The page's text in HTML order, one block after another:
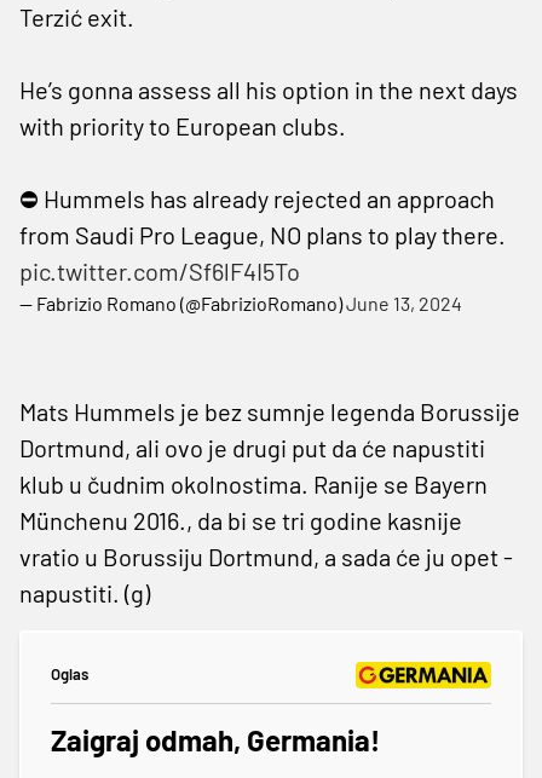
Terzić exit.
He’s gonna assess all his option in the next days
with priority to European clubs.
⛔️ Hummels has already rejected an approach
from Saudi Pro League, NO plans to play there.
pic.twitter.com/Sf6lF4I5To
— Fabrizio Romano (@FabrizioRomano)June 13, 2024
Mats Hummels je bez sumnje legenda Borussije
Dortmund, ali ovo je drugi put da će napustiti
klub u čudnim okolnostima. Ranije se Bayern
Münchenu 2016., da bi se tri godine kasnije
vratio u Borussiju Dortmund, a sada će ju opet -
napustiti. (g)
Oglas
Zaigraj odmah, Germania!